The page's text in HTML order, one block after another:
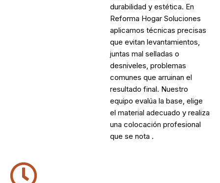
durabilidad y estética. En
Reforma Hogar Soluciones
aplicamos técnicas precisas
que evitan levantamientos,
juntas mal selladas o
desniveles, problemas
comunes que arruinan el
resultado final. Nuestro
equipo evalúa la base, elige
el material adecuado y realiza
una colocación profesional
que se nota .